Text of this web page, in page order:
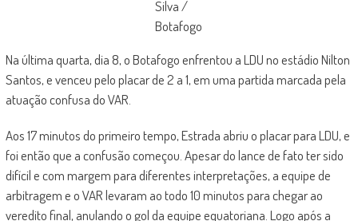
Silva /
Botafogo
Na última quarta, dia 8, o Botafogo enfrentou a LDU no estádio Nilton
Santos, e venceu pelo placar de 2 a 1, em uma partida marcada pela
atuação confusa do VAR.
Aos 17 minutos do primeiro tempo, Estrada abriu o placar para LDU, e
foi então que a confusão começou. Apesar do lance de fato ter sido
difícil e com margem para diferentes interpretações, a equipe de
arbitragem e o VAR levaram ao todo 10 minutos para chegar ao
veredito final, anulando o gol da equipe equatoriana. Logo após a